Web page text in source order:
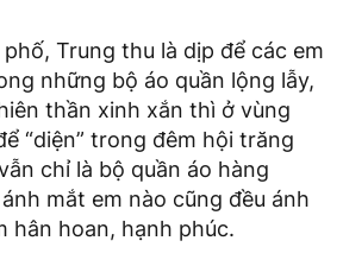
Trung thu là dịp để các em
những bộ áo quần lộng lẫy,
thần xinh xắn thì ở vùng
“diện” trong đêm hội trăng
chỉ là bộ quần áo hàng
mắt em nào cũng đều ánh
hân hoan, hạnh phúc.